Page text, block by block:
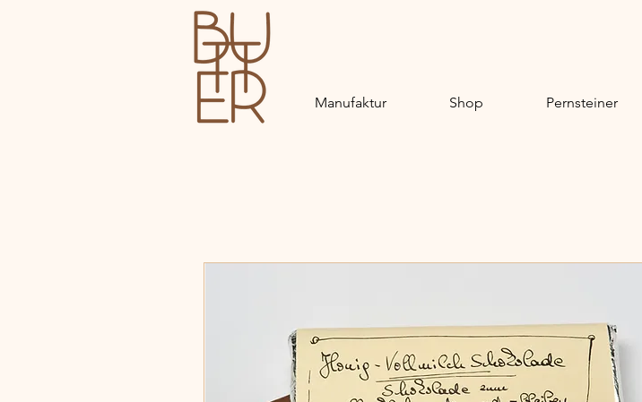
Manufaktur Shop Pernsteiner